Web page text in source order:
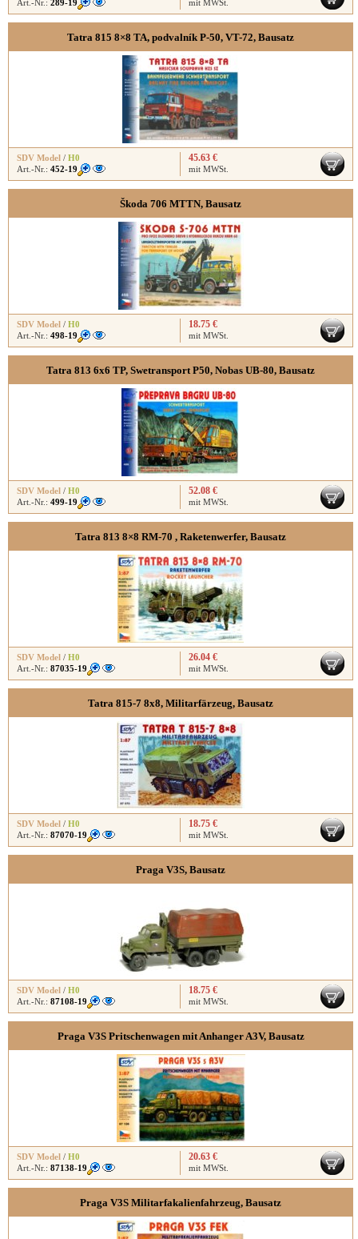
Art.-Nr.: 289-19 mit MWSt.
Tatra 815 8×8 TA, podvalník P-50, VT-72, Bausatz
SDV Model / H0
Art.-Nr.: 452-19
45.63 €
mit MWSt.
Škoda 706 MTTN, Bausatz
SDV Model / H0
Art.-Nr.: 498-19
18.75 €
mit MWSt.
Tatra 813 6x6 TP, Swetransport P50, Nobas UB-80, Bausatz
SDV Model / H0
Art.-Nr.: 499-19
52.08 €
mit MWSt.
Tatra 813 8×8 RM-70 , Raketenwerfer, Bausatz
SDV Model / H0
Art.-Nr.: 87035-19
26.04 €
mit MWSt.
Tatra 815-7 8x8, Militarfärzeug, Bausatz
SDV Model / H0
Art.-Nr.: 87070-19
18.75 €
mit MWSt.
Praga V3S, Bausatz
SDV Model / H0
Art.-Nr.: 87108-19
18.75 €
mit MWSt.
Praga V3S Pritschenwagen mit Anhanger A3V, Bausatz
SDV Model / H0
Art.-Nr.: 87138-19
20.63 €
mit MWSt.
Praga V3S Militarfakalienfahrzeug, Bausatz